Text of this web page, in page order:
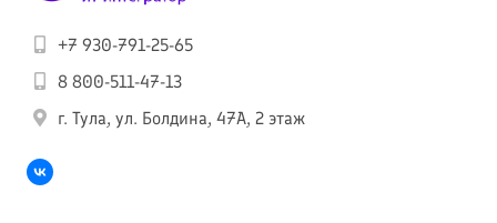
+7 930-791-25-65
8 800-511-47-13
г. Тула, ул. Болдина, 47А, 2 этаж